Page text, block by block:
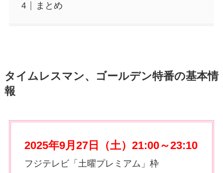
まとめ
タイムレスマン、ゴールデン特番の基本情
報
2025年9月27日（土）21:00～23:10
フジテレビ「土曜プレミアム」枠